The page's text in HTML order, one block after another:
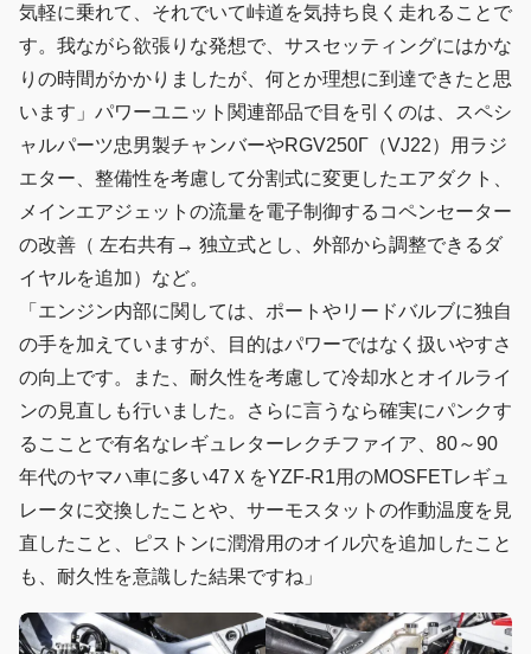
気軽に乗れて、それでいて峠道を気持ち良く走れることで
す。我ながら欲張りな発想で、サスセッティングにはかな
りの時間がかかりましたが、何とか理想に到達できたと思
います」パワーユニット関連部品で目を引くのは、スペシ
ャルパーツ忠男製チャンバーやRGV250Γ（VJ22）用ラジ
エター、整備性を考慮して分割式に変更したエアダクト、
メインエアジェットの流量を電子制御するコペンセーター
の改善（ 左右共有→ 独立式とし、外部から調整できるダ
イヤルを追加）など。
「エンジン内部に関しては、ポートやリードバルブに独自
の手を加えていますが、目的はパワーではなく扱いやすさ
の向上です。また、耐久性を考慮して冷却水とオイルライ
ンの見直しも行いました。さらに言うなら確実にパンクす
るこことで有名なレギュレターレクチファイア、80～90
年代のヤマハ車に多い47ＸをYZF-R1用のMOSFETレギュ
レータに交換したことや、サーモスタットの作動温度を見
直したこと、ピストンに潤滑用のオイル穴を追加したこと
も、耐久性を意識した結果ですね」